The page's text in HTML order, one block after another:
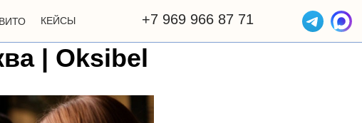
КЕЙСЫ +7 969 966 87 71
| Oksibel